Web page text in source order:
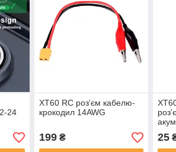
24
XT60 RC роз'єм кабелю-
крокодил 14AWG
199₴ 25